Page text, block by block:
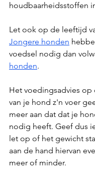
houdbaarheidsstoffen
Let ook op de leeftijd
Jongere honden
voedsel nodig dan
honden.
Het voedingsadvies op
van je hond z'n voer
meer aan dat dat je
nodig heeft. Geef dus
let op of het gewicht
aan de hand hiervan
meer of minder.